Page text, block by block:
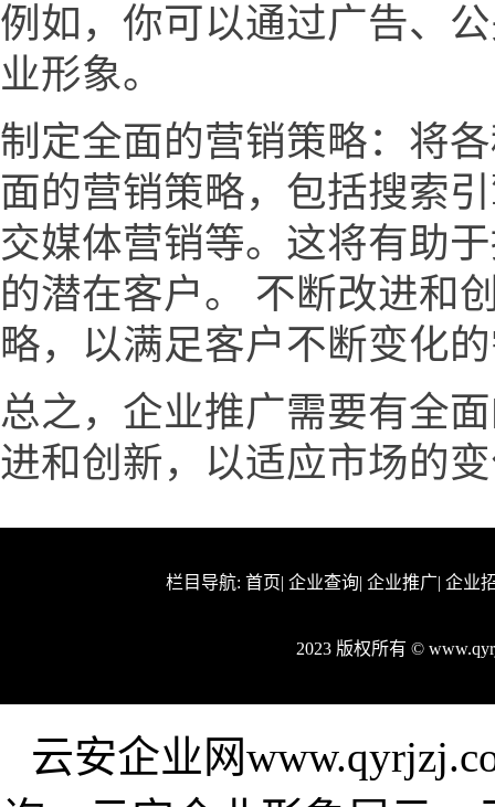
例如，你可以通过广告、
业形象。
制定全面的营销策略：将
面的营销策略，包括搜索
交媒体营销等。这将有助
的潜在客户。 不断改进和
略，以满足客户不断变化
总之，企业推广需要有全
进和创新，以适应市场的
栏目导航: 首页| 企业查询| 企业推广| 企业
2023 版权所有 ©
云安企业网